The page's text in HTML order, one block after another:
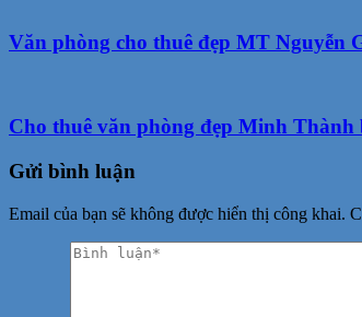
Văn phòng cho thuê đẹp MT Nguyễn
Cho thuê văn phòng đẹp Minh
Gửi bình luận
Email của bạn sẽ không được hiển thị công khai.